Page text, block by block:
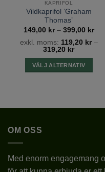
TYP
SORT
BLOMFÄRG
BLOMSTORLEK
BLOMNINGSTID
KAPRIFOL
Vildkaprifol ’Graham
Thomas’
149,00 kr – 399,00 kr
till
exkl. moms: 119,20 kr–
319,20 kr
VÄLJ ALTERNATIV
har
alternativen
OM OSS
Med enorm engagemang